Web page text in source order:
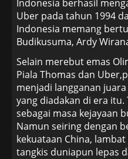
Indonesia berhasil
Uber pada tahun 1994
Indonesia memang
Budikusuma, Ardy
Selain merebut emas
Piala Thomas dan
menjadi langganan
yang diadakan di era
sebagai masa kejayaan
Namun seiring dengan
kekuataan China,
tangkis duniapun lepas